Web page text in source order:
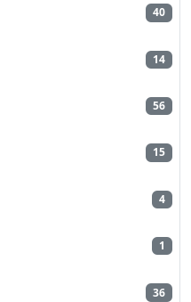
40
14
56
15
4
1
36